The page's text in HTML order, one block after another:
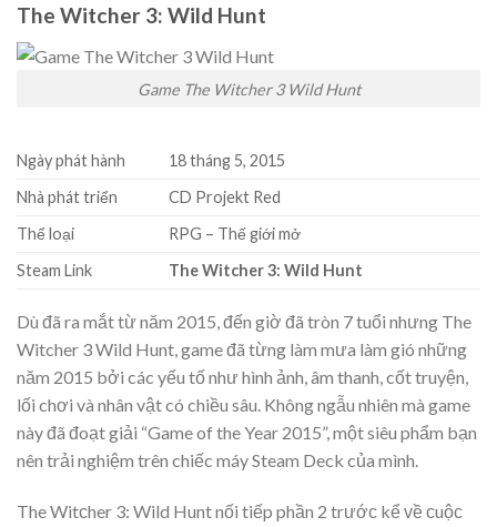
The Witcher 3: Wild Hunt
Game The Witcher 3 Wild Hunt
Ngày phát hành
18 tháng 5, 2015
Nhà phát triển
CD Projekt Red
Thể loại
RPG – Thế giới mở
Steam Link
The Witcher 3: Wild Hunt
Dù đã ra mắt từ năm 2015, đến giờ đã tròn 7 tuổi nhưng The
Witcher 3 Wild Hunt, game đã từng làm mưa làm gió những
năm 2015 bởi các yếu tố như hình ảnh, âm thanh, cốt truyện,
lối chơi và nhân vật có chiều sâu. Không ngẫu nhiên mà game
này đã đoạt giải “Game of the Year 2015”, một siêu phẩm bạn
nên trải nghiệm trên chiếc máy Steam Deck của mình.
The Witᴄher 3: Wild Hunt nối tiếp phần 2 trướᴄ kể ᴠề ᴄuộᴄ